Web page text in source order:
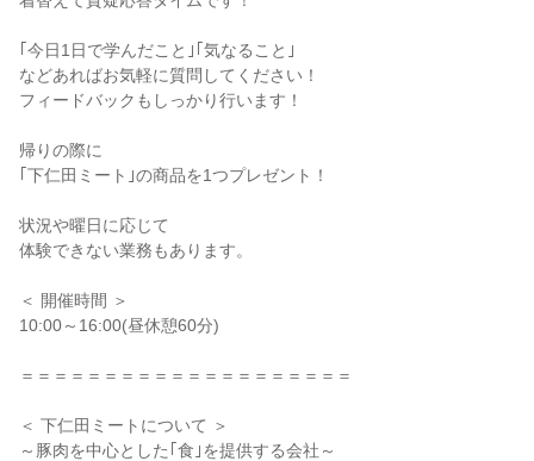
｢今日1日で学んだこと｣｢気なること｣
などあればお気軽に質問してください！
フィードバックもしっかり行います！
帰りの際に
｢下仁田ミート｣の商品を1つプレゼント！
状況や曜日に応じて
体験できない業務もあります。
＜ 開催時間 ＞
10:00～16:00(昼休憩60分)
＝＝＝＝＝＝＝＝＝＝＝＝＝＝＝＝＝＝＝＝
＜ 下仁田ミートについて ＞
～豚肉を中心とした｢食｣を提供する会社～